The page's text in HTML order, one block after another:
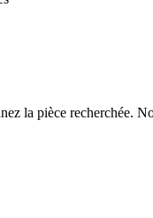
la pièce recherchée.